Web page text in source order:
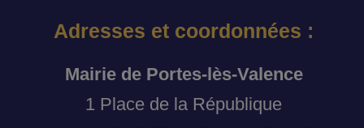
Adresses et coordonnées :
Mairie de Portes-lès-Valence
1 Place de la République